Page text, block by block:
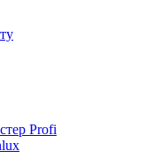
Profi